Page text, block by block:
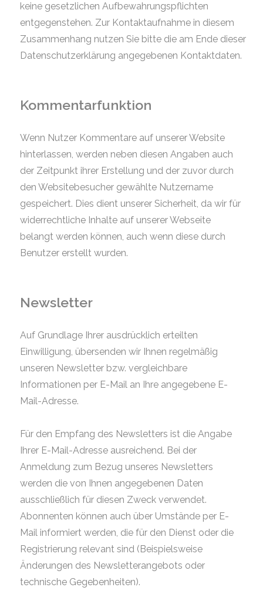
keine gesetzlichen Aufbewahrungspflichten
entgegenstehen. Zur Kontaktaufnahme in diesem
Zusammenhang nutzen Sie bitte die am Ende dieser
Datenschutzerklärung angegebenen Kontaktdaten.
Kommentarfunktion
Wenn Nutzer Kommentare auf unserer Website
hinterlassen, werden neben diesen Angaben auch
der Zeitpunkt ihrer Erstellung und der zuvor durch
den Websitebesucher gewählte Nutzername
gespeichert. Dies dient unserer Sicherheit, da wir für
widerrechtliche Inhalte auf unserer Webseite
belangt werden können, auch wenn diese durch
Benutzer erstellt wurden.
Newsletter
Auf Grundlage Ihrer ausdrücklich erteilten
Einwilligung, übersenden wir Ihnen regelmäßig
unseren Newsletter bzw. vergleichbare
Informationen per E-Mail an Ihre angegebene E-
Mail-Adresse.
Für den Empfang des Newsletters ist die Angabe
Ihrer E-Mail-Adresse ausreichend. Bei der
Anmeldung zum Bezug unseres Newsletters
werden die von Ihnen angegebenen Daten
ausschließlich für diesen Zweck verwendet.
Abonnenten können auch über Umstände per E-
Mail informiert werden, die für den Dienst oder die
Registrierung relevant sind (Beispielsweise
Änderungen des Newsletterangebots oder
technische Gegebenheiten).